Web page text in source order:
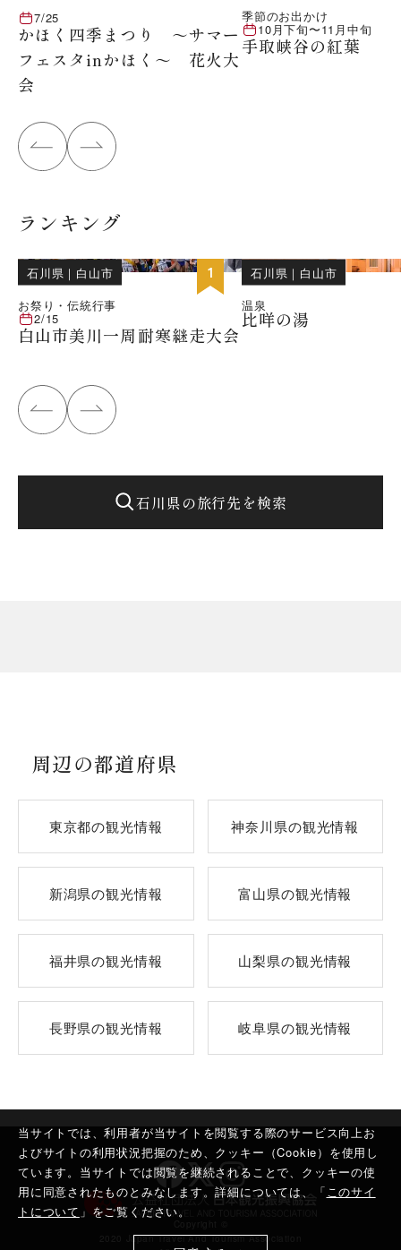
当サイトでは、利用者が当サイトを閲覧する際のサービス向上お
よびサイトの利用状況把握のため、クッキー（Cookie）を使用し
ています。当サイトでは閲覧を継続されることで、クッキーの使
用に同意されたものとみなします。詳細については、「このサイ
トについて 」をご覧ください。
7/25
かほく四季まつり ～サマー
フェスタinかほく～ 花火大
会
季節のお出かけ
10月下旬〜11月中旬
手取峡谷の紅葉
ランキング
1 位
石川県 ｜ 白山市
お祭り・伝統行事
2/15
白山市美川一周耐寒継走大会
石川県 ｜ 白山市
温泉
比咩の湯
石川県の旅行先を検索
周辺の都道府県
東京都の観光情報 神奈川県の観光情報
新潟県の観光情報 富山県の観光情報
福井県の観光情報 山梨県の観光情報
長野県の観光情報 岐阜県の観光情報
2020 Japan Travel And Tourism Association